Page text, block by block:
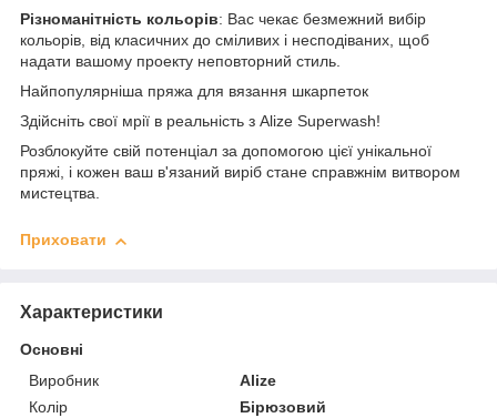
Різноманітність кольорів: Вас чекає безмежний вибір
кольорів, від класичних до сміливих і несподіваних, щоб
надати вашому проекту неповторний стиль.
Найпопулярніша пряжа для вязання шкарпеток
Здійсніть свої мрії в реальність з Alize Superwash!
Розблокуйте свій потенціал за допомогою цієї унікальної
пряжі, і кожен ваш в'язаний виріб стане справжнім витвором
мистецтва.
Приховати
Характеристики
Основні
Виробник
Alize
Колір
Бірюзовий